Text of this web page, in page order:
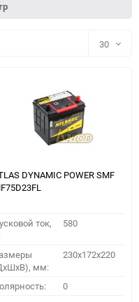
30
90
DYNAMIC POWER SMF
ток,
580
мм:
230x172x220
0